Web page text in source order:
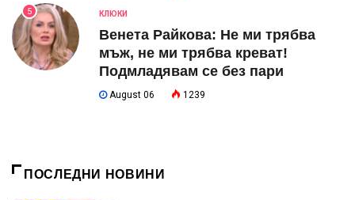
5 КЛЮКИ
Венета Райкова: Не ми трябва
мъж, не ми трябва креват!
Подмладявам се без пари
August 06 1239
ПОСЛЕДНИ НОВИНИ